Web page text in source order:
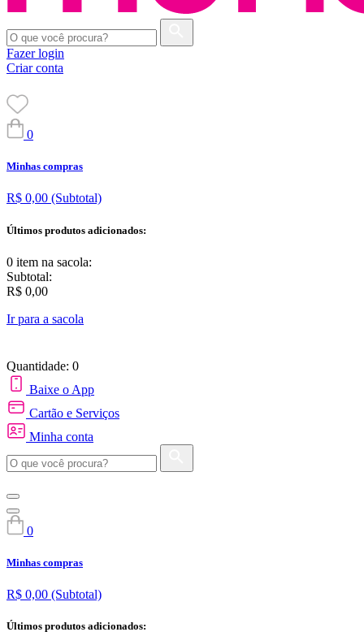
Fazer login
Criar conta
0
Minhas compras
R$ 0,00 (Subtotal)
Últimos produtos adicionados:
0 item na sacola:
Subtotal:
R$ 0,00
Ir para a sacola
Quantidade: 0
Baixe o App
Cartão e Serviços
Minha conta
0
Minhas compras
R$ 0,00 (Subtotal)
Últimos produtos adicionados: